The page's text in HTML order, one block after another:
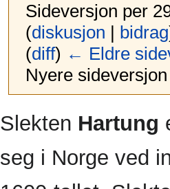
Sideversjon per
(diskusjon | bidrag
(diff) ← Eldre
Nyere
Hopp
til
Hopp
til
Slekten Hartung
seg i Norge ved